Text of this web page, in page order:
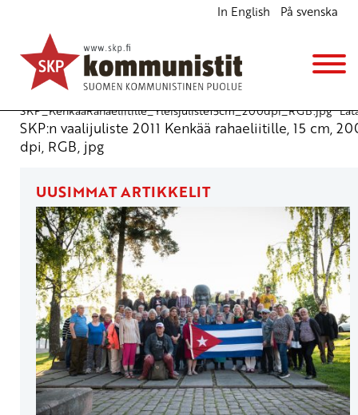
In English På svenska
SKP:n vaalijuliste 2011
Julkiset materiaalit
22.3.2011 - 17:37
SKP_KenkaaRahaeliitille_Yleisjuliste15cm_200dpi_RGB.jpg
SKP:n vaalijuliste 2011 Kenkää rahaeliitille, 15 cm,
dpi, RGB, jpg
UUSIMMAT ARTIKKELIT